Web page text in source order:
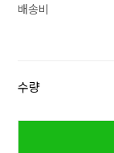
배송비
수량